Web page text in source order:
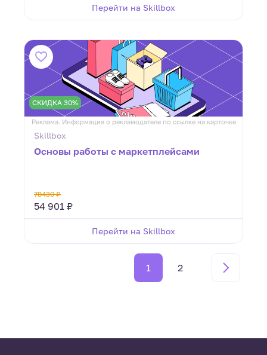
Перейти на Skillbox
СКИДКА 30%
Реклама. Информация о рекламодателе по ссылке на карточке
Skillbox
Основы работы с маркетплейсами
78430 ₽
54 901 ₽
Перейти на Skillbox
1 2